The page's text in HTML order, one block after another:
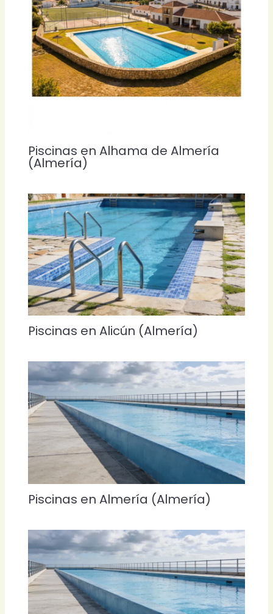
Piscinas en Alhama de Almería
(Almería)
Piscinas en Alicún (Almería)
Piscinas en Almería (Almería)